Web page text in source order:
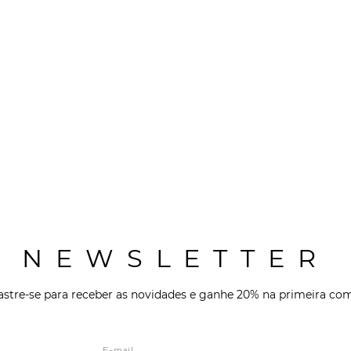
NEWSLETTER
se para receber as novidades e ganhe 20% na primeira